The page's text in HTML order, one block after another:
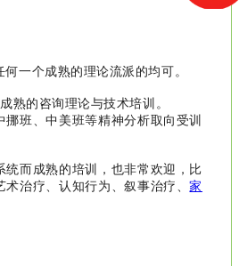
一个成熟的理论流派的均可。
熟的咨询理论与技术培训。
挪班、中美班等精神分析取向受训
统而成熟的培训，也非常欢迎，比
术治疗、认知行为、叙事治疗、家